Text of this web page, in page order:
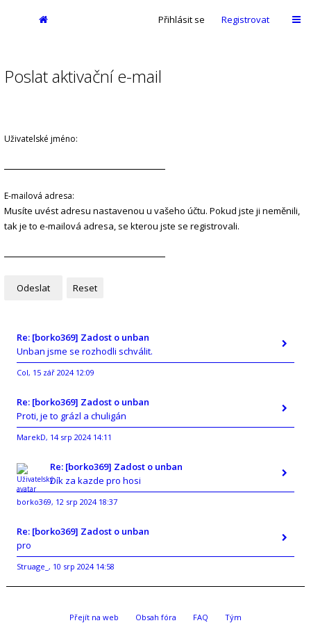
Přihlásit se Registrovat
Poslat aktivační e-mail
Uživatelské jméno:
E-mailová adresa:
Musíte uvést adresu nastavenou u vašeho účtu. Pokud jste ji neměnili,
tak je to e-mailová adresa, se kterou jste se registrovali.
Re: [borko369] Zadost o unban
Unban jsme se rozhodli schválit.
Col, 15 zář 2024 12:09
Re: [borko369] Zadost o unban
Proti, je to grázl a chuligán
MarekD, 14 srp 2024 14:11
Re: [borko369] Zadost o unban
Dík za kazde pro hosi
borko369, 12 srp 2024 18:37
Re: [borko369] Zadost o unban
pro
Struage_ , 10 srp 2024 14:58
Přejít na web Obsah fóra FAQ Tým